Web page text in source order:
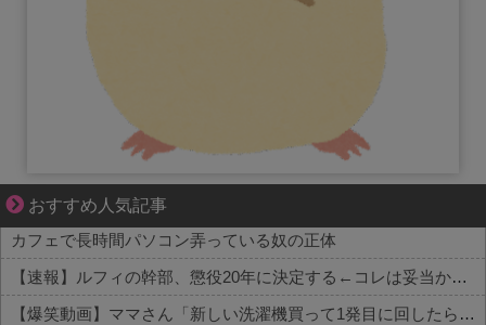
おすすめ人気記事
ぜんぶ私が中心、そう思った瞬間から歪み出す
カフェで長時間パソコン弄っている奴の正体
【速報】ルフィの幹部、懲役20年に決定する←コレは妥当か？？？？？？？
【爆笑動画】ママさん「新しい洗濯機買って1発目に回したらコレw」←こwれwはw w w w w w w w w w